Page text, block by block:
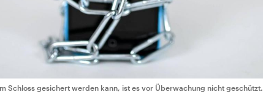
Schloss gesichert werden kann, ist es vor Überwachung nicht geschützt.